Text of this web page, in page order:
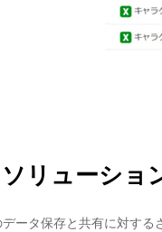
リューショ
ータ保存と共有に対す